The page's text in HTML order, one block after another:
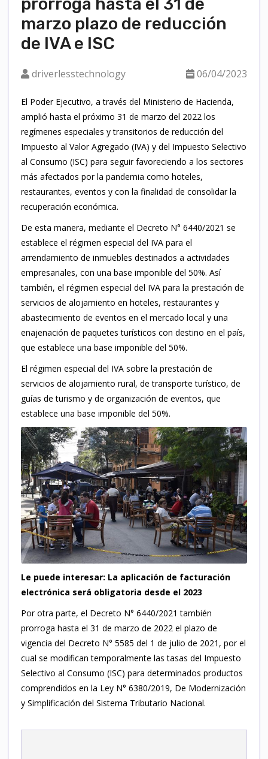
marzo plazo de reducción
de IVA e ISC
driverlesstechnology 06/04/2023
El Poder Ejecutivo, a través del Ministerio de Hacienda,
amplió hasta el próximo 31 de marzo del 2022 los
regímenes especiales y transitorios de reducción del
Impuesto al Valor Agregado (IVA) y del Impuesto Selectivo
al Consumo (ISC) para seguir favoreciendo a los sectores
más afectados por la pandemia como hoteles,
restaurantes, eventos y con la finalidad de consolidar la
recuperación económica.
De esta manera, mediante el Decreto N° 6440/2021 se
establece el régimen especial del IVA para el
arrendamiento de inmuebles destinados a actividades
empresariales, con una base imponible del 50%. Así
también, el régimen especial del IVA para la prestación de
servicios de alojamiento en hoteles, restaurantes y
abastecimiento de eventos en el mercado local y una
enajenación de paquetes turísticos con destino en el país,
que establece una base imponible del 50%.
El régimen especial del IVA sobre la prestación de
servicios de alojamiento rural, de transporte turístico, de
guías de turismo y de organización de eventos, que
establece una base imponible del 50%.
Le puede interesar: La aplicación de facturación
electrónica será obligatoria desde el 2023
Por otra parte, el Decreto N° 6440/2021 también
prorroga hasta el 31 de marzo de 2022 el plazo de
vigencia del Decreto N° 5585 del 1 de julio de 2021, por el
cual se modifican temporalmente las tasas del Impuesto
Selectivo al Consumo (ISC) para determinados productos
comprendidos en la Ley N° 6380/2019, De Modernización
y Simplificación del Sistema Tributario Nacional.